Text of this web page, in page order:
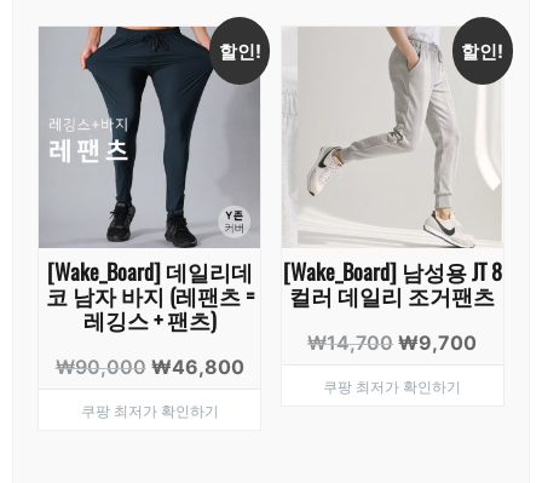
할인!
[Wake_Board] 데일리데
코 남자 바지 (레팬츠 =
레깅스 + 팬츠)
₩90,000 원
가
₩46,800현
쿠팡 최저가 확인하기
할인!
[Wake_Board] 남성용 JT 8
컬러 데일리 조거팬츠
₩14,700 원
가
₩9,700
쿠팡 최저가 확인하기